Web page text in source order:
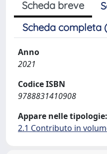
Scheda breve
Scheda completa
Anno
2021
Codice ISBN
9788831410908
Appare nelle tipologie:
2.1 Contributo in